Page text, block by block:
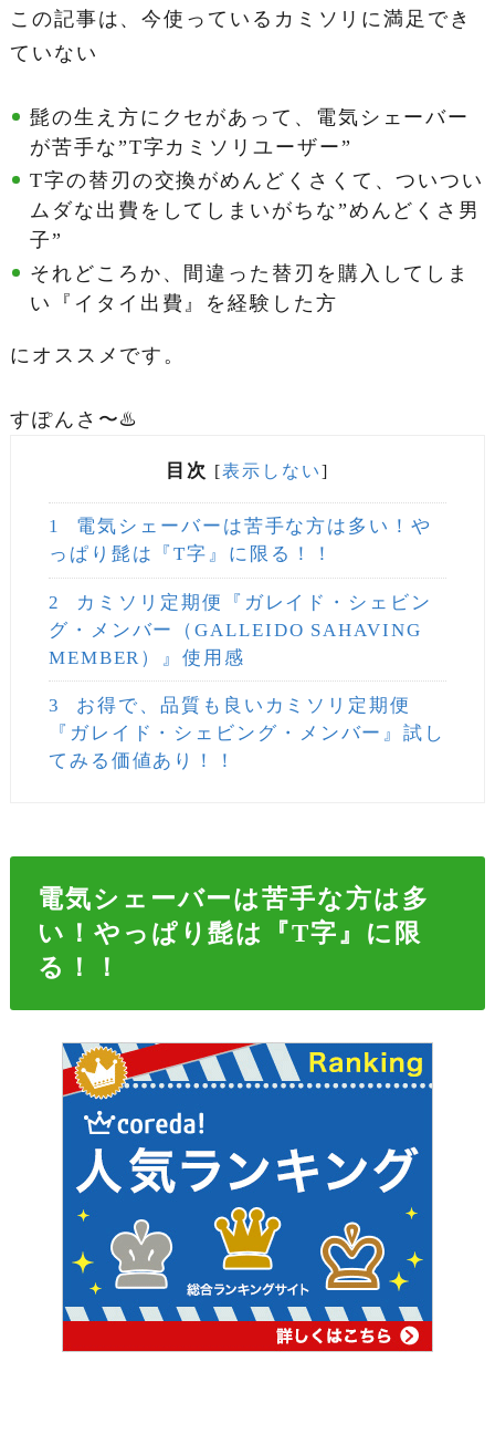
この記事は、今使っているカミソリに満足でき
ていない
髭の生え方にクセがあって、電気シェーバー
が苦手な”T字カミソリユーザー”
T字の替刃の交換がめんどくさくて、ついつい
ムダな出費をしてしまいがちな”めんどくさ男
子”
それどころか、間違った替刃を購入してしま
い『イタイ出費』を経験した方
にオススメです。
すぽんさ〜♨️
目次 [表示しない]
1
電気シェーバーは苦手な方は多い！や
っぱり髭は『T字』に限る！！
2
カミソリ定期便『ガレイド・シェビン
グ・メンバー（GALLEIDO SAHAVING
MEMBER）』使用感
3
お得で、品質も良いカミソリ定期便
『ガレイド・シェビング・メンバー』試し
てみる価値あり！！
電気シェーバーは苦手な方は多
い！やっぱり髭は『T字』に限
る！！